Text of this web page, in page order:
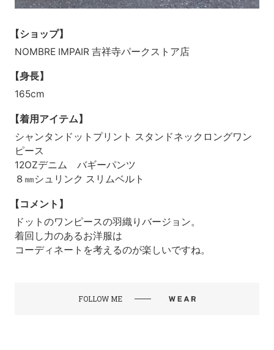
【ショップ】
NOMBRE IMPAIR 吉祥寺パークストア店
【身長】
165cm
【着用アイテム】
シャンタンドットプリント スタンドネックロングワン
ピース
12OZデニム バギーパンツ
８㎜シュリンク スリムベルト
【コメント】
ドットのワンピースの羽織りバージョン。
着回し力のあるお洋服は
コーディネートを考えるのが楽しいですね。
FOLLOW ME